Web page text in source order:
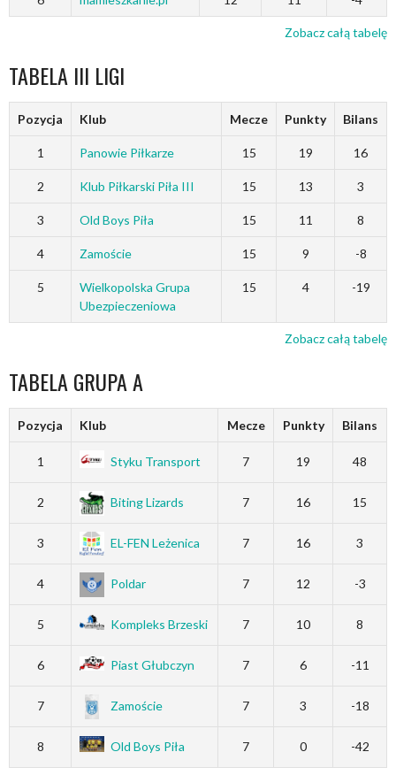
Zobacz całą tabelę
TABELA III LIGI
Pozycja Klub Mecze Punkty Bilans
1 Panowie Piłkarze 15 19 16
2 Klub Piłkarski Piła III 15 13 3
3 Old Boys Piła 15 11 8
4 Zamoście 15 9 -8
5
Wielkopolska Grupa
Ubezpieczeniowa
15 4 -19
Zobacz całą tabelę
TABELA GRUPA A
Pozycja Klub Mecze Punkty Bilans
1 Styku Transport 7 19 48
2 Biting Lizards 7 16 15
3 EL-FEN Leżenica 7 16 3
4 Poldar 7 12 -3
5 Kompleks Brzeski 7 10 8
6 Piast Głubczyn 7 6 -11
7 Zamoście 7 3 -18
8 Old Boys Piła 7 0 -42